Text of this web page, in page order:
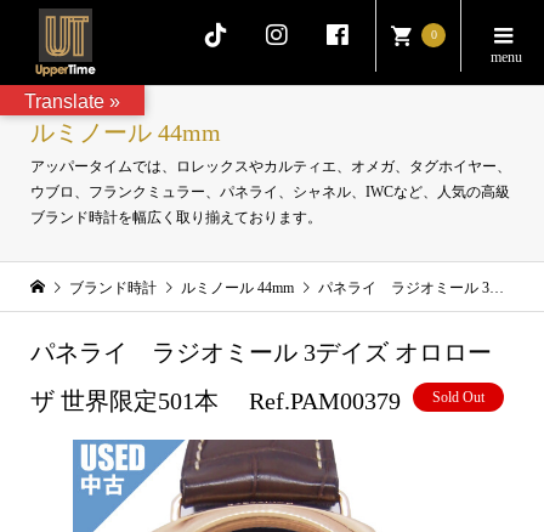
0
ルミノール 44mm
アッパータイムでは、ロレックスやカルティエ、オメガ、タグホイヤー、
ウブロ、フランクミュラー、パネライ、シャネル、IWCなど、人気の高級
ブランド時計を幅広く取り揃えております。
ブランド時計 ルミノール 44mm パネライ ラジオミール 3デイズ オロローザ 世界限定501本 Ref.PAM00379
パネライ ラジオミール 3デイズ オロロー
ザ 世界限定501本 Ref.PAM00379
Sold Out
Translate »